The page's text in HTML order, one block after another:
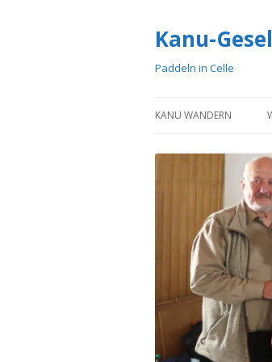
Kanu-
Paddeln in Celle
KANU WANDERN